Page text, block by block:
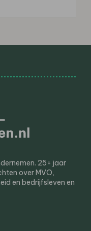
25+ jaar
over MVO,
en bedrijfsleven en